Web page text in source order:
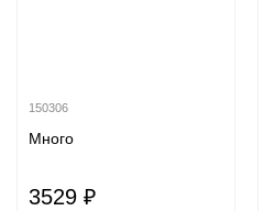
150306
Много
3529 ₽